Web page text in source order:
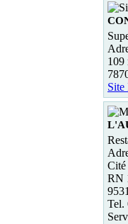
109
Site
RN
Tel.